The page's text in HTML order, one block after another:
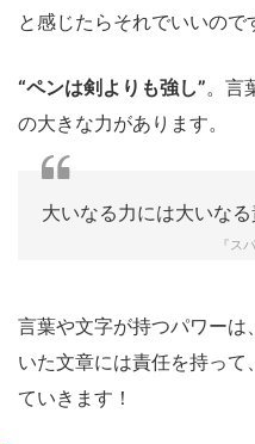
と感じたらそれでいいので
“ペンは剣よりも強し”。言
の大きな力があります。
大いなる力には大いなる
『ス
言葉や文字が持つパワー
いた文章には責任を持って
ていきます！